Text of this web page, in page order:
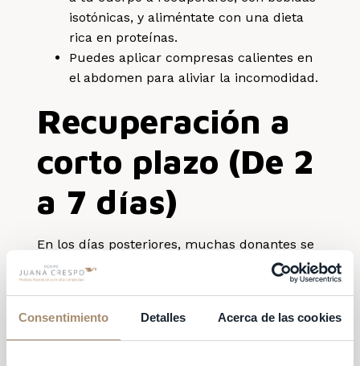
Consentimiento Detalles Acerca de las cookies
isotónicas, y aliméntate con una dieta
rica en proteínas.
Puedes aplicar compresas calientes en
el abdomen para aliviar la incomodidad.
Recuperación a
corto plazo (De 2
a 7 días)
En los días posteriores, muchas donantes se
sienten considerablemente mejor y pueden
realizar la actividad diaria habitual, excepto
síntomas leves como hinchazón o
sensibilidad en los ovarios. Esto se debe a